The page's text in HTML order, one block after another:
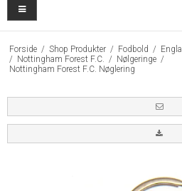
Forside / Shop Produkter / Fodbold /
/ Nottingham Forest F.C. / Nølgeringe /
Nottingham Forest F.C. Nøglering